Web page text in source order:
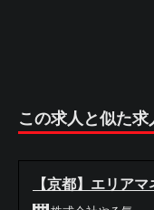
この求人と似た求
【京都】エリア